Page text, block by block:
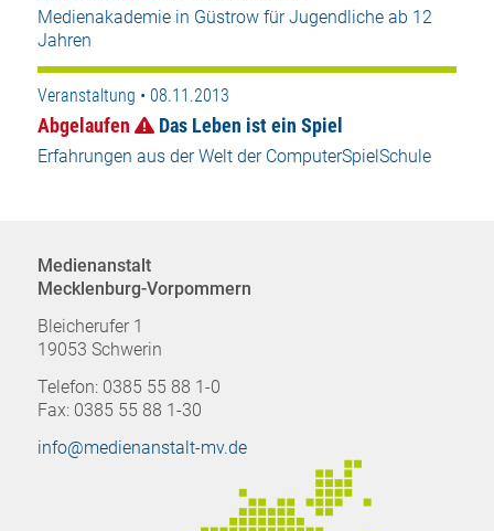
Medienakademie in Güstrow für Jugendliche ab 12
Jahren
Veranstaltung • 08.11.2013
Abgelaufen Das Leben ist ein Spiel
Erfahrungen aus der Welt der ComputerSpielSchule
Medienanstalt
Mecklenburg-Vorpommern
Bleicherufer 1
19053 Schwerin
Telefon: 0385 55 88 1-0
Fax: 0385 55 88 1-30
info@medienanstalt-mv.de